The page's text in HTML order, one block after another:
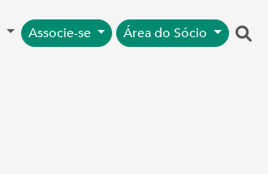
Associe-se Área do Sócio